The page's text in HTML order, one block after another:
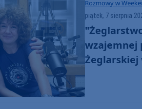
Rozmowy w
piątek, 7 sierpnia
wzajemnej
Żeglarskiej